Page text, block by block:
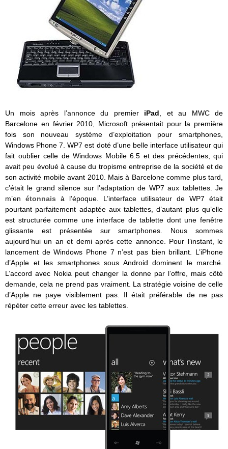
Un mois après l’annonce du premier iPad , et au MWC de
Barcelone en février 2010, Microsoft présentait pour la première
fois son nouveau système d’exploitation pour smartphones,
Windows Phone 7. WP7 est doté d’une belle interface utilisateur qui
fait oublier celle de Windows Mobile 6.5 et des précédentes, qui
avait peu évolué à cause du tropisme entreprise de la société et de
son activité mobile avant 2010. Mais à Barcelone comme plus tard,
c’était le grand silence sur l’adaptation de WP7 aux tablettes. Je
m’en étonnais à l’époque. L’interface utilisateur de WP7 était
pourtant parfaitement adaptée aux tablettes, d’autant plus qu’elle
est structurée comme une interface de tablette dont une fenêtre
glissante est présentée sur smartphones. Nous sommes
aujourd’hui un an et demi après cette annonce. Pour l’instant, le
lancement de Windows Phone 7 n’est pas bien brillant. L’iPhone
d’Apple et les smartphones sous Android dominent le marché.
L’accord avec Nokia peut changer la donne par l’offre, mais côté
demande, cela ne prend pas vraiment. La stratégie voisine de celle
d’Apple ne paye visiblement pas. Il était préférable de ne pas
répéter cette erreur avec les tablettes.